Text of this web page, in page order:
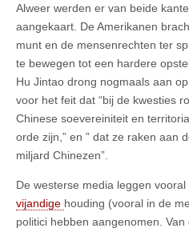
Alweer werden er van beide
aangekaart. De Amerikanen
munt en de mensenrechten ter
te bewegen tot een hardere
Hu Jintao drong nogmaals aan
voor het feit dat “bij de kwesties
Chinese soevereiniteit en
orde zijn,” en ” dat ze raken aan
miljard Chinezen”.
De westerse media leggen
vijandige houding (vooral in de
politici hebben aangenomen.